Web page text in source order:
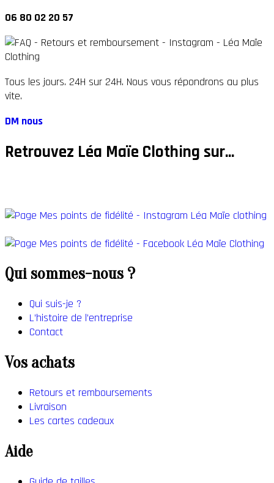
06 80 02 20 57
Tous les jours. 24H sur 24H. Nous vous répondrons au plus
vite.
DM nous
Retrouvez Léa Maïe Clothing sur...
Qui sommes-nous ?
Qui suis-je ?
L’histoire de l’entreprise
Contact
Vos achats
Retours et remboursements
Livraison
Les cartes cadeaux
Aide